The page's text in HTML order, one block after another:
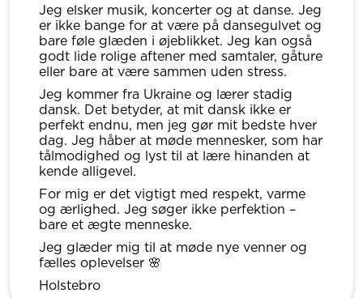
Jeg elsker musik, koncerter og at danse. Jeg
er ikke bange for at være på dansegulvet og
bare føle glæden i øjeblikket. Jeg kan også
godt lide rolige aftener med samtaler, gåture
eller bare at være sammen uden stress.
Jeg kommer fra Ukraine og lærer stadig
dansk. Det betyder, at mit dansk ikke er
perfekt endnu, men jeg gør mit bedste hver
dag. Jeg håber at møde mennesker, som har
tålmodighed og lyst til at lære hinanden at
kende alligevel.
For mig er det vigtigt med respekt, varme
og ærlighed. Jeg søger ikke perfektion –
bare et ægte menneske.
Jeg glæder mig til at møde nye venner og
fælles oplevelser 🌸
Holstebro